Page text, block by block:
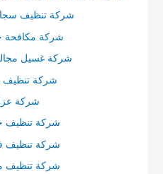
شركة تنظيف
شركة مكافحة
شركة غسيل
شركة تنظيف
شركة
شركة تنظيف
شركة تنظيف
شركة تنظيف